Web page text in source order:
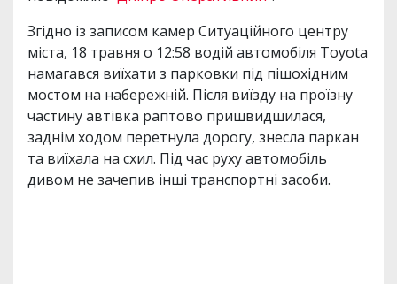
Згідно із записом камер Ситуаційного центру
міста, 18 травня о 12:58 водій автомобіля Toyota
намагався виїхати з парковки під пішохідним
мостом на набережній. Після виїзду на проїзну
частину автівка раптово пришвидшилася,
заднім ходом перетнула дорогу, знесла паркан
та виїхала на схил. Під час руху автомобіль
дивом не зачепив інші транспортні засоби.